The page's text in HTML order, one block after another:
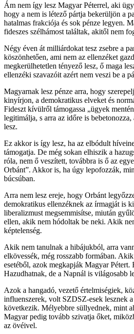
Ám nem így lesz Magyar Péterrel, aki
hogy a nem is létező pártja bekerüljön a
hatalmas frakciója és sok pénze legyen.
fideszes szélhámost találtak, akitől nem
Négy éven át milliárdokat tesz zsebre a
köszönhetően, ami nem az ellenzéket
megkerülhetetlen tényező lesz, ő maga
ellenzéki szavazóit azért nem veszi be a
Magyarnak lesz pénze arra, hogy
kinyírjon, a demokratikus elveket és
Fideszt kívülről támogassa „ügyek
legitimálja, s arra az időre is
lesz.
Ez akkor is így lesz, ha az elbódult
támogatja. De még sokan elhiszik a
róla, nem ő veszített, továbbra is ő az
Orbánt”. Akkor is, ha úgy lepofozzák,
búcsúban.
Arra nem lesz ereje, hogy Orbánt
demokratikus ellenzéknek az írmagját is
liberalizmust megsemmisítse, miután
ellen, akik nem hódoltak be neki. Akik
képtelenség.
Akik nem tanulnak a hibájukból, arra
elkövessék, még rosszabb formában.
esetéből, azok megkapják Magyar Pétert.
Hazudhatnak, de a Napnál is világosabb
Azok a hangadó, vezető értelmiségiek,
influenszerek, volt SZDSZ-esek lesznek
következik. Mélyebbre süllyednek, mint
Magyar pedig tovább szivatja őket,
az övéivel.